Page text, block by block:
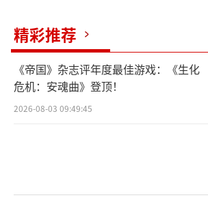
精彩推荐
《帝国》杂志评年度最佳游戏：《生化
危机：安魂曲》登顶！
2026-08-03 09:49:45